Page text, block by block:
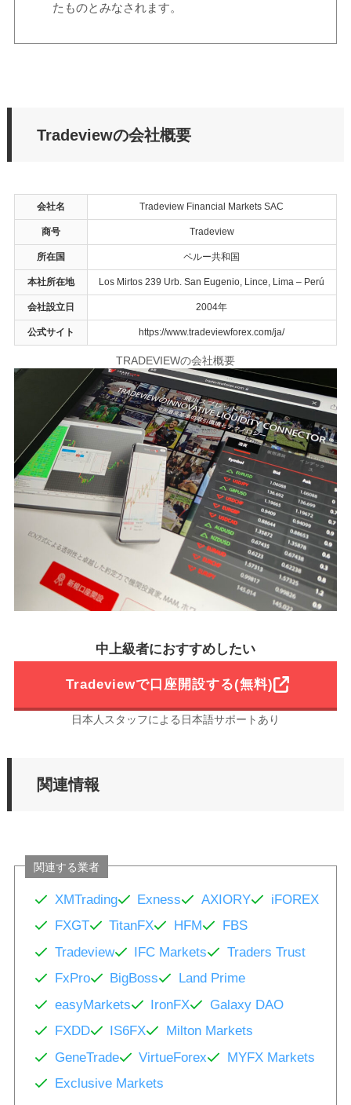
たものとみなされます。
Tradeviewの会社概要
会社名 Tradeview Financial Markets SAC
商号 Tradeview
所在国 ペルー共和国
本社所在地 Los Mirtos 239 Urb. San Eugenio, Lince, Lima – Perú
会社設立日 2004年
公式サイト https://www.tradeviewforex.com/ja/
TRADEVIEWの会社概要
中上級者におすすめしたい
Tradeviewで口座開設する(無料)
日本人スタッフによる日本語サポートあり
関連情報
関連する業者
XMTrading Exness AXIORY
iFOREX
FXGT
TitanFX HFM
FBS
Tradeview
IFC Markets
Traders Trust
FxPro
BigBoss
Land Prime
easyMarkets
IronFX
Galaxy DAO
FXDD
IS6FX
Milton Markets
GeneTrade
VirtueForex
MYFX Markets
Exclusive Markets